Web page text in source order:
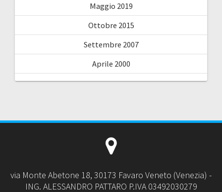
Maggio 2019
Ottobre 2015
Settembre 2007
Aprile 2000
via Monte Abetone 18, 30173 Favaro Veneto (Venezia) -
ING. ALESSANDRO PATTARO P.IVA 03492030279